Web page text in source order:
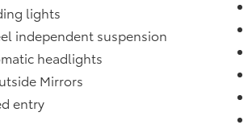
lights
independent suspension
headlights
Mirrors
entry